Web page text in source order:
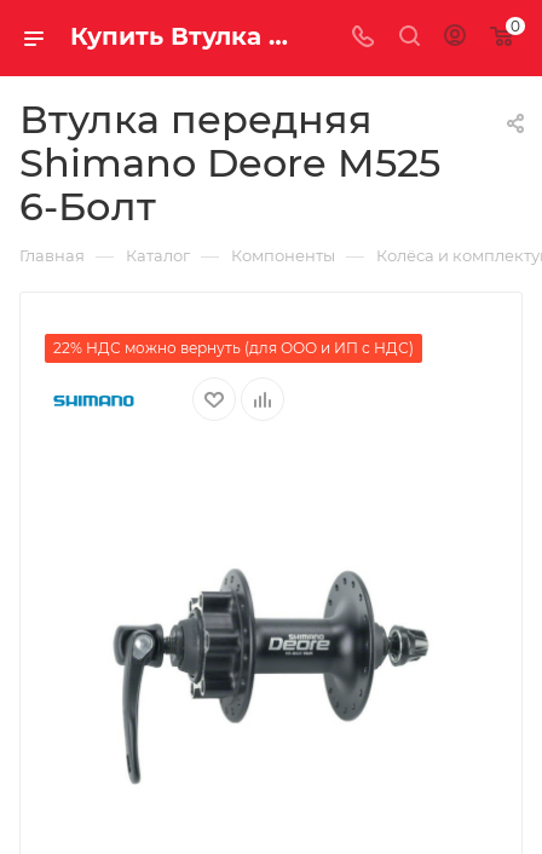
Купить Втулка передняя Shimano Deore M525 6-Болт за рублей, а со скидкой 0
Втулка передняя
Shimano Deore M525
6-Болт
Главная — Каталог — Компоненты — Колёса и
22% НДС можно вернуть (для ООО и ИП с НДС)